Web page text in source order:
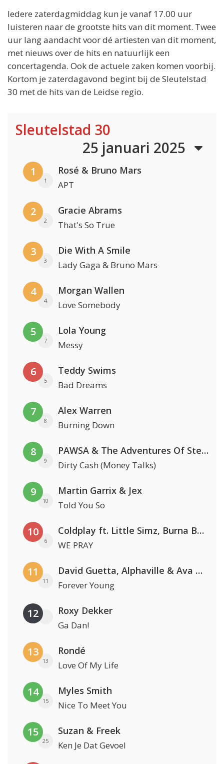
Iedere zaterdagmiddag kun je vanaf 17.00 uur
luisteren naar de grootste hits van dit moment. Twee
uur lang aandacht voor dé artiesten van dit moment,
met nieuws over de hits en natuurlijk een
concertagenda. Ook de actuele zaken komen voorbij.
Kortom je zaterdagavond begint bij de Sleutelstad
30 met de hits van de Leidse regio.
Sleutelstad 30
25 januari 2025
1
1
Rosé & Bruno Mars
APT
2
2
Gracie Abrams
That's So True
3
3
Die With A Smile
Lady Gaga & Bruno Mars
4
4
Morgan Wallen
Love Somebody
5
7
Lola Young
Messy
6
5
Teddy Swims
Bad Dreams
7
8
Alex Warren
Burning Down
8
9
PAWSA & The Adventures Of Stevie V
Dirty Cash (Money Talks)
9
10
Martin Garrix & Jex
Told You So
10
6
Coldplay ft. Little Simz, Burna Boy, Elyanna & Tini
WE PRAY
11
11
David Guetta, Alphaville & Ava Max
Forever Young
12 Roxy Dekker
Ga Dan!
13
13
Rondé
Love Of My Life
14
15
Myles Smith
Nice To Meet You
15
25
Suzan & Freek
Ken Je Dat Gevoel